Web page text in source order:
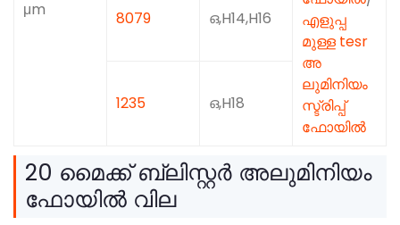
μm
എളുപ്പ
മുള്ള tesr
അ
ലുമിനിയം
സ്ട്രിപ്പ്
ഫോയിൽ
8079 ഒ,H14,H16
1235 ഒ,H18
20 മൈക്ക് ബ്ലിസ്റ്റർ അലുമിനിയം
ഫോയിൽ വില